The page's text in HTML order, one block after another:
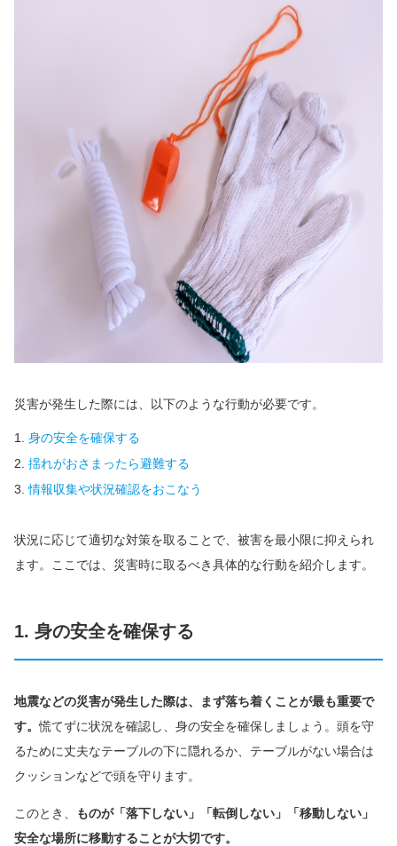
災害が発生した際には、以下のような行動が必要です。
身の安全を確保する
揺れがおさまったら避難する
情報収集や状況確認をおこなう
状況に応じて適切な対策を取ることで、被害を最小限に抑えられ
ます。ここでは、災害時に取るべき具体的な行動を紹介します。
1. 身の安全を確保する
地震などの災害が発生した際は、まず落ち着くことが最も重要で
す。慌てずに状況を確認し、身の安全を確保しましょう。頭を守
るために丈夫なテーブルの下に隠れるか、テーブルがない場合は
クッションなどで頭を守ります。
このとき、
ものが「落下しない」「転倒しない」「移動しない」
安全な場所に移動することが大切です。